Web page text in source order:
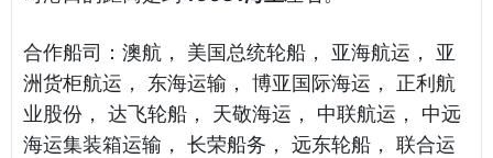
合作船司：澳航， 美国总统轮船， 亚海航运， 亚
洲货柜航运， 东海运输， 博亚国际海运， 正利航
业股份， 达飞轮船， 天敬海运， 中联航运， 中远
海运集装箱运输， 长荣船务， 远东轮船， 联合运